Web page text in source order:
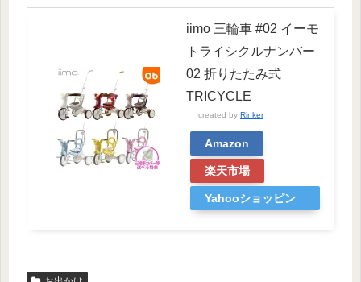
iimo 三輪車 #02 イーモ
トライシクルナンバー
02 折りたたみ式
TRICYCLE
created by Rinker
Amazon
楽天市場
Yahooショッピン